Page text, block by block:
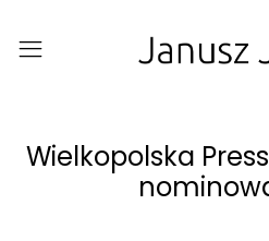
Wielkopolska